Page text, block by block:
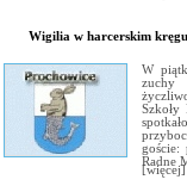
Wigilia w harcerskim kręgu
W
zuchy
Radne
[więcej]